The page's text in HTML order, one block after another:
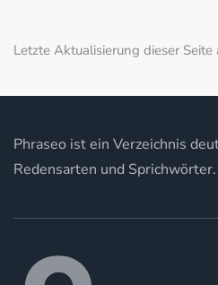
Letzte Aktualisierung dieser Seite
Phraseo ist ein Verzeichnis
Redensarten und Sprichwörter.